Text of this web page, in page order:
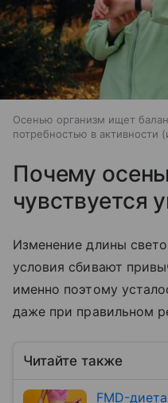
Осенью организм ищет
потребностью в активности
Почему
чувствуется
Изменение длины
условия сбивают
именно поэтому
даже при правильном
Читайте также
FMD-диета